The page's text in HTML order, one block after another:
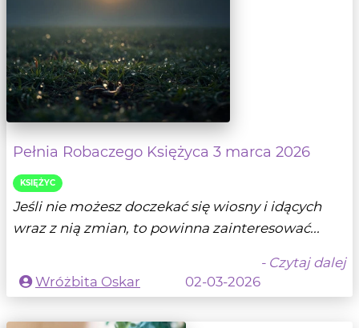
Pełnia Robaczego Księżyca 3 marca 2026
KSIĘŻYC
Jeśli nie możesz doczekać się wiosny i idących
wraz z nią zmian, to powinna zainteresować...
- Czytaj dalej
Wróżbita Oskar
02-03-2026